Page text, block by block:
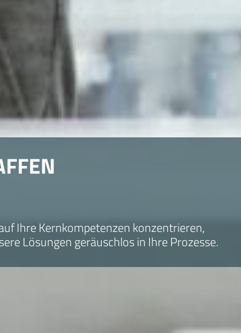
Ihre Kernkompetenzen konzentrieren,
Lösungen geräuschlos in Ihre Prozesse.